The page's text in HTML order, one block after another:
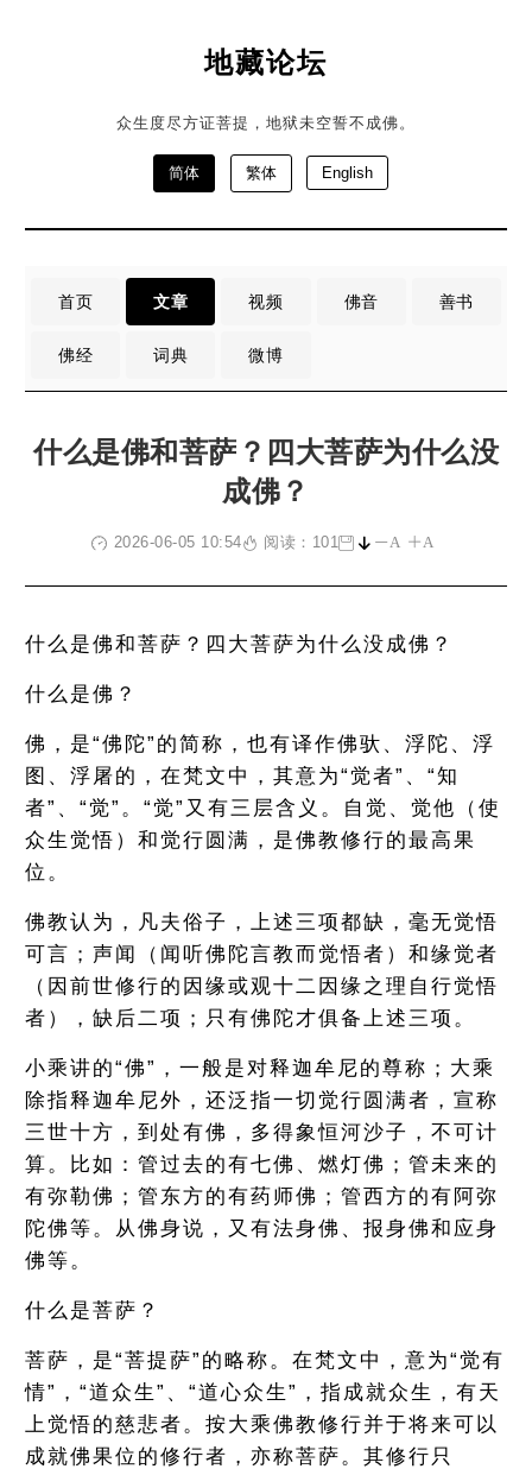
地藏论坛
众生度尽方证菩提，地狱未空誓不成佛。
简体 繁体 English
首页 文章 视频 佛音 善书
佛经 词典 微博
什么是佛和菩萨？四大菩萨为什么没
成佛？
2026-06-05 10:54 阅读：101 A A
什么是佛和菩萨？四大菩萨为什么没成佛？
什么是佛？
佛，是“佛陀”的简称，也有译作佛驮、浮陀、浮
图、浮屠的，在梵文中，其意为“觉者”、“知
者”、“觉”。“觉”又有三层含义。自觉、觉他（使
众生觉悟）和觉行圆满，是佛教修行的最高果
位。
佛教认为，凡夫俗子，上述三项都缺，毫无觉悟
可言；声闻（闻听佛陀言教而觉悟者）和缘觉者
（因前世修行的因缘或观十二因缘之理自行觉悟
者），缺后二项；只有佛陀才俱备上述三项。
小乘讲的“佛”，一般是对释迦牟尼的尊称；大乘
除指释迦牟尼外，还泛指一切觉行圆满者，宣称
三世十方，到处有佛，多得象恒河沙子，不可计
算。比如：管过去的有七佛、燃灯佛；管未来的
有弥勒佛；管东方的有药师佛；管西方的有阿弥
陀佛等。从佛身说，又有法身佛、报身佛和应身
佛等。
什么是菩萨？
菩萨，是“菩提萨”的略称。在梵文中，意为“觉有
情”，“道众生”、“道心众生”，指成就众生，有天
上觉悟的慈悲者。按大乘佛教修行并于将来可以
成就佛果位的修行者，亦称菩萨。其修行只